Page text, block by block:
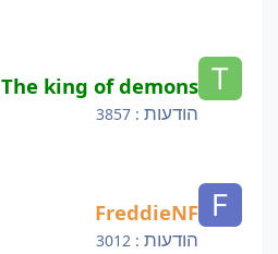
The king of demons
הודעות : 3857
FreddieNF
הודעות : 3012